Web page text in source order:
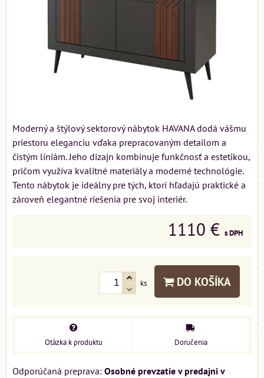
Moderný a štýlový sektorový nábytok HAVANA dodá vášmu
priestoru eleganciu vďaka prepracovaným detailom a
čistým líniám. Jeho dizajn kombinuje funkčnosť a estetikou,
pričom využíva kvalitné materiály a moderné technológie.
Tento nábytok je ideálny pre tých, ktorí hľadajú praktické a
zároveň elegantné riešenia pre svoj interiér.
1110 € s DPH
ks DO KOŠÍKA
Otázka k produktu Doručenia
Osobné prevzatie v predajni v